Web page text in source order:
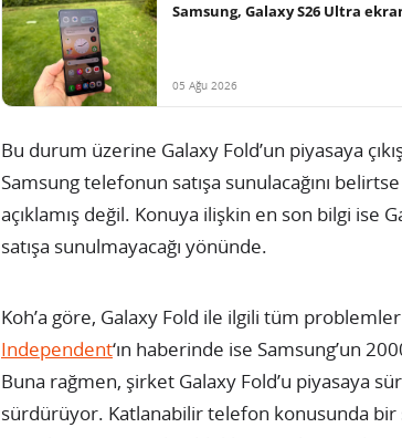
Samsung, Galaxy S26 Ultra
05 Ağu 2026
Bu durum üzerine Galaxy Fold’un piyasaya
Samsung telefonun satışa sunulacağını
açıklamış değil. Konuya ilişkin en son bilgi ise
satışa sunulmayacağı yönünde.
Koh’a göre, Galaxy Fold ile ilgili tüm
Independent‘ın haberinde ise Samsung’un
Buna rağmen, şirket Galaxy Fold’u piyasaya
sürdürüyor. Katlanabilir telefon konusunda bir